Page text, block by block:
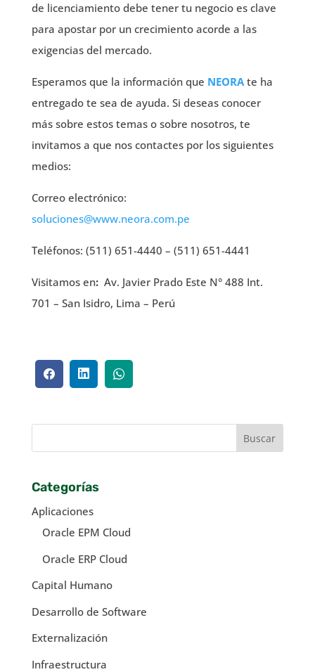
de licenciamiento debe tener tu negocio es clave
para apostar por un crecimiento acorde a las
exigencias del mercado.
Esperamos que la información que NEORAte ha
entregado te sea de ayuda. Si deseas conocer
más sobre estos temas o sobre nosotros, te
invitamos a que nos contactes por los siguientes
medios:
Correo electrónico:
soluciones@www.neora.com.pe
Teléfonos: (511) 651-4440 – (511) 651-4441
Visitamos en: Av. Javier Prado Este N° 488 Int.
701 – San Isidro, Lima – Perú
Categorías
Aplicaciones
Oracle EPM Cloud
Oracle ERP Cloud
Capital Humano
Desarrollo de Software
Externalización
Infraestructura